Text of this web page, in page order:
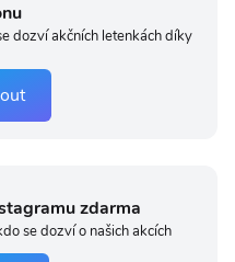
dozví akčních letenkách díky
zdarma
se dozví o našich akcích